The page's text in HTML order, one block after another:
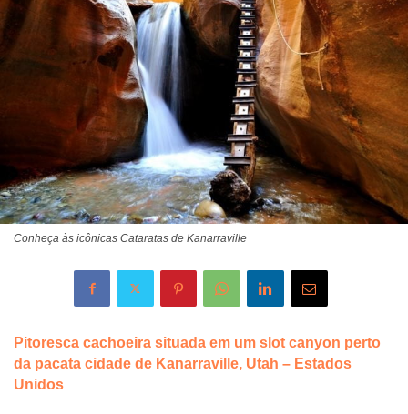
Conheça às icônicas Cataratas de Kanarraville
Pitoresca cachoeira situada em um slot canyon perto
da pacata cidade de Kanarraville, Utah – Estados
Unidos